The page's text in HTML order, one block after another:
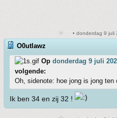
• donderdag 9 juli
O0utlawz
Op donderdag 9 juli
volgende:
Oh, sidenote: hoe jong is jong
Ik ben 34 en zij 32 !